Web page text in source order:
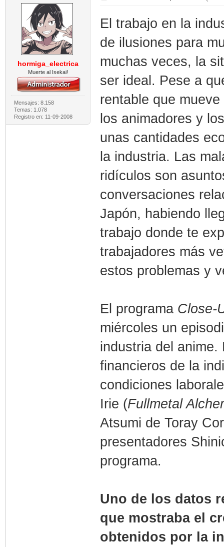
hormiga_electrica
Muerte al Isekai!
Mensajes: 8.158
Temas: 1.078
Registro en: 11-09-2008
El trabajo en la
de ilusiones para
muchas veces, la
ser ideal. Pese a
rentable que
los animadores y
unas cantidades
la industria. Las
ridículos son
conversaciones
Japón, habiendo
trabajo donde te
trabajadores más
estos problemas y
El programa Close-
miércoles un
industria del
financieros de la
condiciones
Irie (Fullmetal
Atsumi de Toray
presentadores
programa.
Uno de los datos
que mostraba el
obtenidos por la